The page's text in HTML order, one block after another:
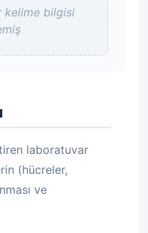
kelime bilgisi
laboratuvar
(hücreler,
ve